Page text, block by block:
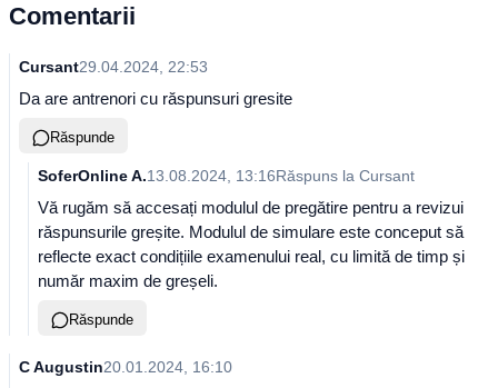
Comentarii
Cursant29.04.2024, 22:53
Da are antrenori cu răspunsuri gresite
Răspunde
SoferOnline A.13.08.2024, 13:16Răspuns la Cursant
Vă rugăm să accesați modulul de pregătire pentru a revizui
răspunsurile greșite. Modulul de simulare este conceput să
reflecte exact condițiile examenului real, cu limită de timp și
număr maxim de greșeli.
Răspunde
C Augustin20.01.2024, 16:10